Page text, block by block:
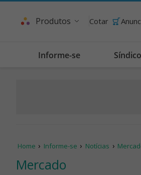
Produtos Cotar
Informe-se
Home Informe-se Notícias
Mercado